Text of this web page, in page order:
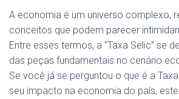
A economia é um universo complexo,
conceitos que podem parecer
Entre esses termos, a “Taxa Selic” se
das peças fundamentais no cenário
Se você já se perguntou o que é a
seu impacto na economia do país,